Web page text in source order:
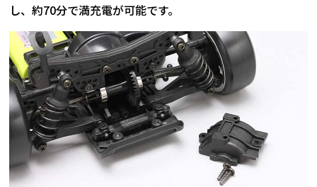
し、約70分で満充電が可能です。